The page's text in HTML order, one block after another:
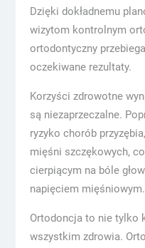
Dzięki dokładnemu
wizytom kontrolnym
ortodontyczny
oczekiwane rezultaty.
Korzyści zdrowotne
są niezaprzeczalne.
ryzyko chorób
mięśni szczękowych,
cierpiącym na bóle
napięciem mięśniowym.
Ortodoncja to nie tylko
wszystkim zdrowia.